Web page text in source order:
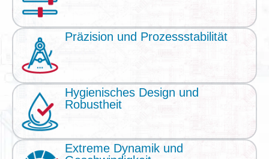
Präzision und Prozessstabilität
Hygienisches Design und
Robustheit
Extreme Dynamik und